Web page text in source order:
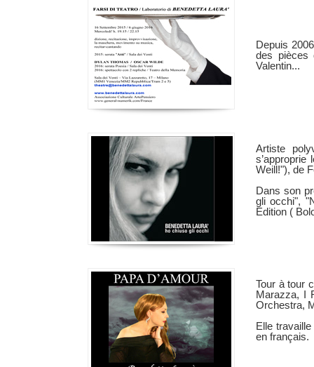
Depuis
des pièces
Valentin...
Artiste
Weill!"), de
Dans son
gli occhi",
Edition (
Tour à tour
Marazza, I
Orchestra,
Elle
en français.